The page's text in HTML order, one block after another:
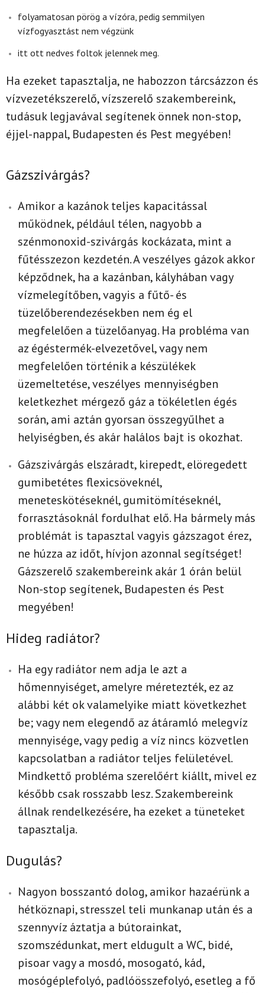
folyamatosan pörög a vízóra, pedig semmilyen
vízfogyasztást nem végzünk
itt ott nedves foltok jelennek meg.
Ha ezeket tapasztalja, ne habozzon tárcsázzon és
vízvezetékszerelő, vízszerelő szakembereink,
tudásuk legjavával segítenek önnek non-stop,
éjjel-nappal, Budapesten és Pest megyében!
Gázszivárgás?
Amikor a kazánok teljes kapacitással
működnek, például télen, nagyobb a
szénmonoxid-szivárgás kockázata, mint a
fűtésszezon kezdetén. A veszélyes gázok akkor
képződnek, ha a kazánban, kályhában vagy
vízmelegítőben, vagyis a fűtő- és
tüzelőberendezésekben nem ég el
megfelelően a tüzelőanyag. Ha probléma van
az égéstermék-elvezetővel, vagy nem
megfelelően történik a készülékek
üzemeltetése, veszélyes mennyiségben
keletkezhet mérgező gáz a tökéletlen égés
során, ami aztán gyorsan összegyűlhet a
helyiségben, és akár halálos bajt is okozhat.
Gázszivárgás elszáradt, kirepedt, elöregedett
gumibetétes flexicsöveknél,
meneteskötéseknél, gumitömítéseknél,
forrasztásoknál fordulhat elő. Ha bármely más
problémát is tapasztal vagyis gázszagot érez,
ne húzza az időt, hívjon azonnal segítséget!
Gázszerelő szakembereink akár 1 órán belül
Non-stop segítenek, Budapesten és Pest
megyében!
Hideg radiátor?
Ha egy radiátor nem adja le azt a
hőmennyiséget, amelyre méretezték, ez az
alábbi két ok valamelyike miatt következhet
be; vagy nem elegendő az átáramló melegvíz
mennyisége, vagy pedig a víz nincs közvetlen
kapcsolatban a radiátor teljes felületével.
Mindkettő probléma szerelőért kiállt, mivel ez
később csak rosszabb lesz. Szakembereink
állnak rendelkezésére, ha ezeket a tüneteket
tapasztalja.
Dugulás?
Nagyon bosszantó dolog, amikor hazaérünk a
hétköznapi, stresszel teli munkanap után és a
szennyvíz áztatja a bútorainkat,
szomszédunkat, mert eldugult a WC, bidé,
pisoar vagy a mosdó, mosogató, kád,
mosógéplefolyó, padlóösszefolyó, esetleg a fő